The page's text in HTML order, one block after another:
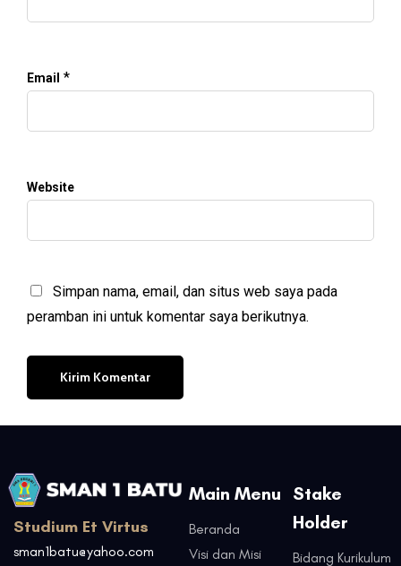
Email *
Website
Simpan nama, email, dan situs web saya pada
peramban ini untuk komentar saya berikutnya.
Studium Et Virtus
sman1batu@yahoo.com
Main Menu
Beranda
Visi dan Misi
Stake
Holder
Bidang Kurikulum